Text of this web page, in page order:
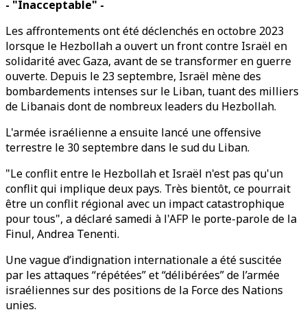
- "Inacceptable" -
Les affrontements ont été déclenchés en octobre 2023
lorsque le Hezbollah a ouvert un front contre Israël en
solidarité avec Gaza, avant de se transformer en guerre
ouverte. Depuis le 23 septembre, Israël mène des
bombardements intenses sur le Liban, tuant des milliers
de Libanais dont de nombreux leaders du Hezbollah.
L'armée israélienne a ensuite lancé une offensive
terrestre le 30 septembre dans le sud du Liban.
"Le conflit entre le Hezbollah et Israël n'est pas qu'un
conflit qui implique deux pays. Très bientôt, ce pourrait
être un conflit régional avec un impact catastrophique
pour tous", a déclaré samedi à l'AFP le porte-parole de la
Finul, Andrea Tenenti.
Une vague d’indignation internationale a été suscitée
par les attaques “répétées” et “délibérées” de l’armée
israéliennes sur des positions de la Force des Nations
unies.